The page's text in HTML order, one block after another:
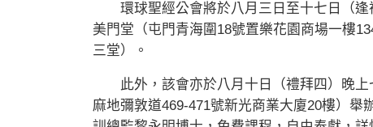
環球聖經公會將於八月三日至十七日（逢
美門堂（屯門青海圍18號置樂花園商場一樓
三堂）。
此外，該會亦於八月十日（禮拜四）晚上
麻地彌敦道469-471號新光商業大廈20樓）